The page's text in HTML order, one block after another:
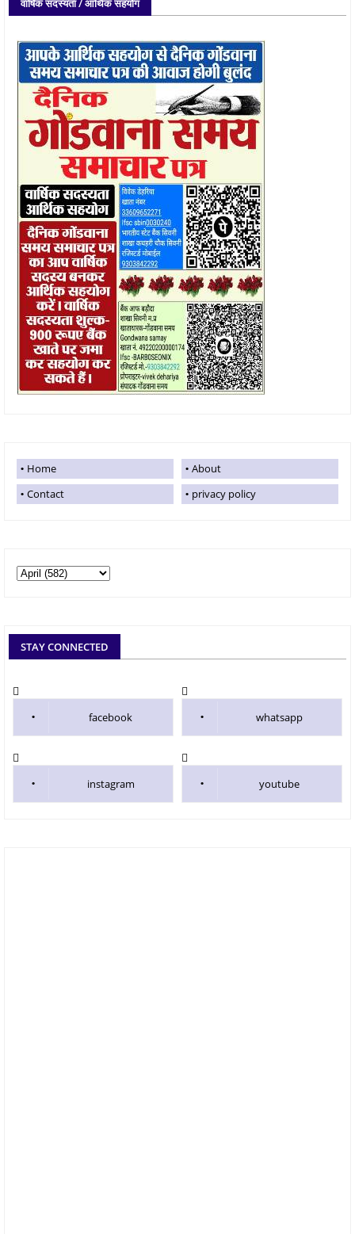
वार्षिक सदस्यता / आर्थिक सहयोग
Home
About
Contact
privacy policy
STAY CONNECTED
facebook whatsapp
instagram youtube